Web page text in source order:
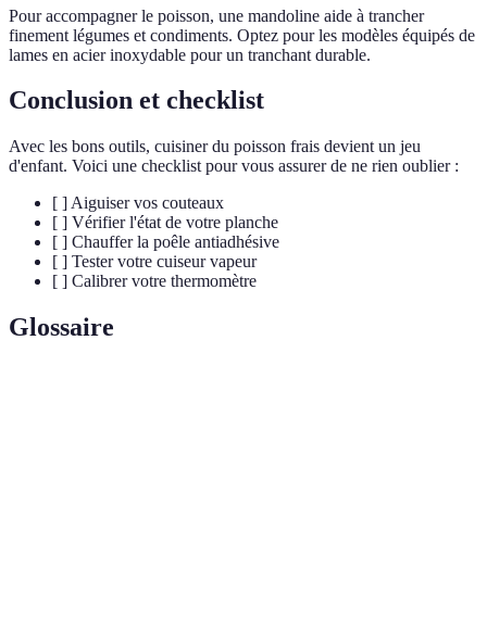
Pour accompagner le poisson, une mandoline aide à trancher
finement légumes et condiments. Optez pour les modèles équipés de
lames en acier inoxydable pour un tranchant durable.
Conclusion et checklist
Avec les bons outils, cuisiner du poisson frais devient un jeu
d'enfant. Voici une checklist pour vous assurer de ne rien oublier :
[ ] Aiguiser vos couteaux
[ ] Vérifier l'état de votre planche
[ ] Chauffer la poêle antiadhésive
[ ] Tester votre cuiseur vapeur
[ ] Calibrer votre thermomètre
Glossaire